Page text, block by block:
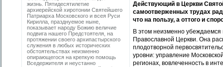
жизнь. Пятидесятилетие
архиерейской хиротонии Святейшего
Патриарха Московского и всея Руси
Кирилла, празднуемое ныне,
показывает народу Божию величие
подвига нашего Предстоятеля, на
протяжении своего архипастырского
служения в любых исторических
обстоятельствах неизменно
опирающегося на крепкую помощь
Вседержителя и неустанно
Действующий в Церкви
самоотверженных трудах
что на пользу, а оттого и
В этом неизменно убеждаемся
Православной Церкви. Она
плодотворной
уровни: управление
регионах, вовлеченность в